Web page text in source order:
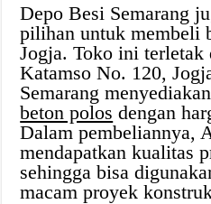
Depo Besi Semarang
pilihan untuk membeli
Jogja. Toko ini
Katamso No. 120,
Semarang
beton polos dengan
Dalam pembeliannya,
mendapatkan kualitas
sehingga bisa
macam proyek